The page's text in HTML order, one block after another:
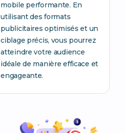
mobile performante. En
utilisant des formats
publicitaires optimisés et un
ciblage précis, vous pourrez
atteindre votre audience
idéale de manière efficace et
engageante.